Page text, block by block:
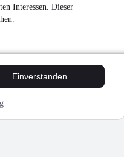
Interessen. Dieser
Einverstanden